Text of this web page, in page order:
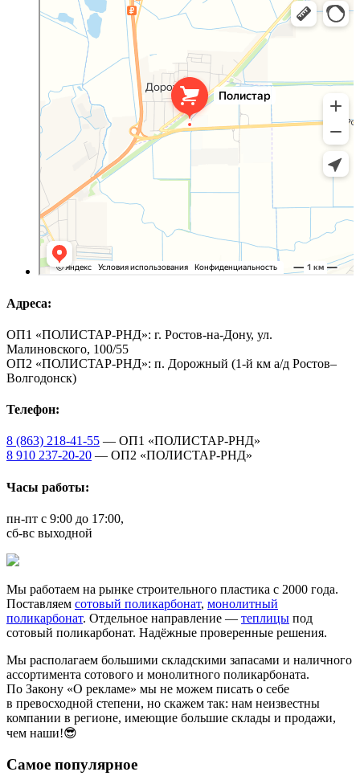
Оргстекло, поликарбонат в Ростовской области
Светопрозрачные конструкции в Ростовской области
Адреса:
ОП1 «ПОЛИСТАР-РНД»: г. Ростов-на-Дону, ул.
Малиновского, 100/55
ОП2 «ПОЛИСТАР-РНД»: п. Дорожный (1-й км а/д Ростов–
Волгодонск)
Телефон:
8 (863) 218-41-55 — ОП1 «ПОЛИСТАР-РНД»
8 910 237-20-20 — ОП2 «ПОЛИСТАР-РНД»
Часы работы:
пн-пт с 9:00 до 17:00,
сб-вс выходной
Мы работаем на рынке строительного пластика с 2000 года.
Поставляем сотовый поликарбонат, монолитный
поликарбонат. Отдельное направление — теплицы под
сотовый поликарбонат. Надёжные проверенные решения.
Мы располагаем большими складскими запасами и наличного
ассортимента сотового и монолитного поликарбоната.
По Закону «О рекламе» мы не можем писать о себе
в превосходной степени, но скажем так: нам неизвестны
компании в регионе, имеющие большие склады и продажи,
чем наши!😎
Самое популярное